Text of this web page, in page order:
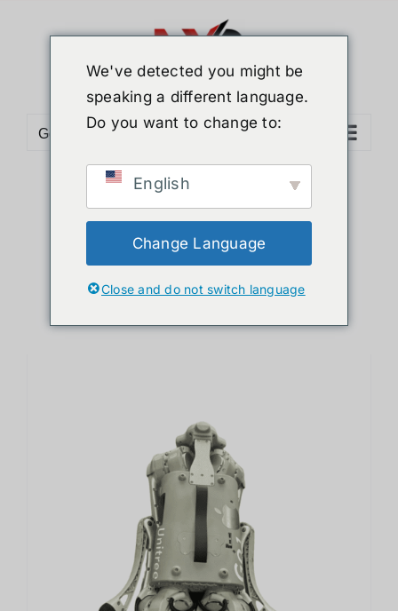
Go to...
Sort byDate
Show12 Products
We've detected you might be
speaking a different language.
Do you want to change to:
English
Change Language
Close and do not switch language